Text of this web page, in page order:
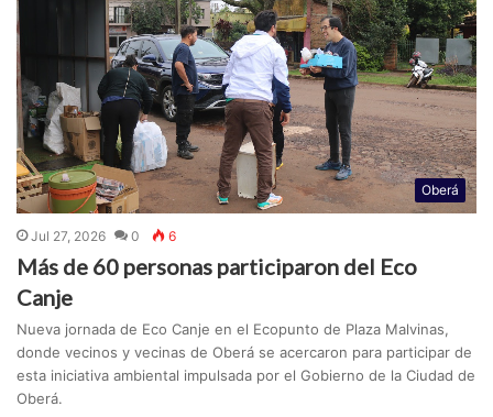
Oberá
Jul 27, 2026 0 6
Más de 60 personas participaron del Eco
Canje
Nueva jornada de Eco Canje en el Ecopunto de Plaza Malvinas,
donde vecinos y vecinas de Oberá se acercaron para participar de
esta iniciativa ambiental impulsada por el Gobierno de la Ciudad de
Oberá.